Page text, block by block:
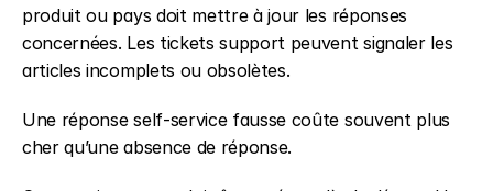
produit ou pays doit mettre à jour les réponses
concernées. Les tickets support peuvent signaler les
articles incomplets ou obsolètes.
Une réponse self-service fausse coûte souvent plus
cher qu’une absence de réponse.